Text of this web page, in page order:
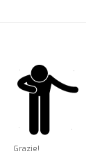
Grazie!